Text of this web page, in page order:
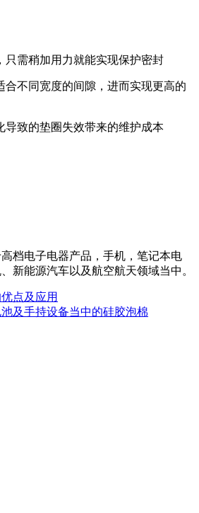
只需稍加用力就能实现保护密封
合不同宽度的间隙，进而实现更高的
导致的垫圈失效带来的维护成本
档电子电器产品，手机，笔记本电
新能源汽车以及航空航天领域当中。
点及应用
及手持设备当中的硅胶泡棉